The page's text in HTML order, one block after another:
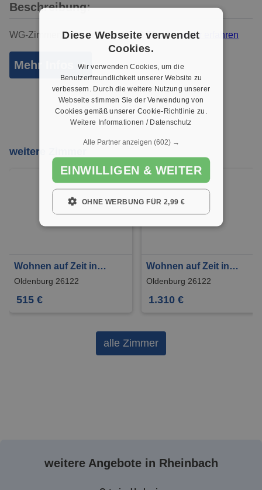
Beschreibung:
WG-Zimmer in Rheinbach 470 € 29 m² ...mehr erfahren
Mehr Infos ➜
weitere Zimmer
Wohnen auf Zeit in
Oldenburg 515 €
Oldenburg 26122
515 €
Wohnen auf Zeit in
Oldenburg 1.310 €
Oldenburg 26122
1.310 €
alle Zimmer
weitere Angebote in Rheinbach
Diese Webseite verwendet
Cookies.
Wir verwenden Cookies, um die
Benutzerfreundlichkeit unserer Website zu
verbessern. Durch die weitere Nutzung unserer
Webseite stimmen Sie der Verwendung von
Cookies gemäß unserer Cookie-Richtlinie zu.
Weitere Informationen / Datenschutz
Alle Partner anzeigen (602) →
EINWILLIGEN & WEITER
OHNE WERBUNG FÜR 2,99 €